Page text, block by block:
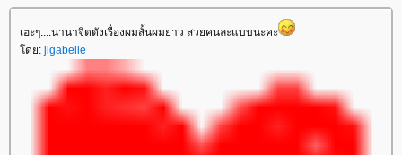
เฮะๆ....นานาจิตตังเรื่องผมสั้นผมยาว สวยคนละแบบนะคะ
ดย: jigabelle